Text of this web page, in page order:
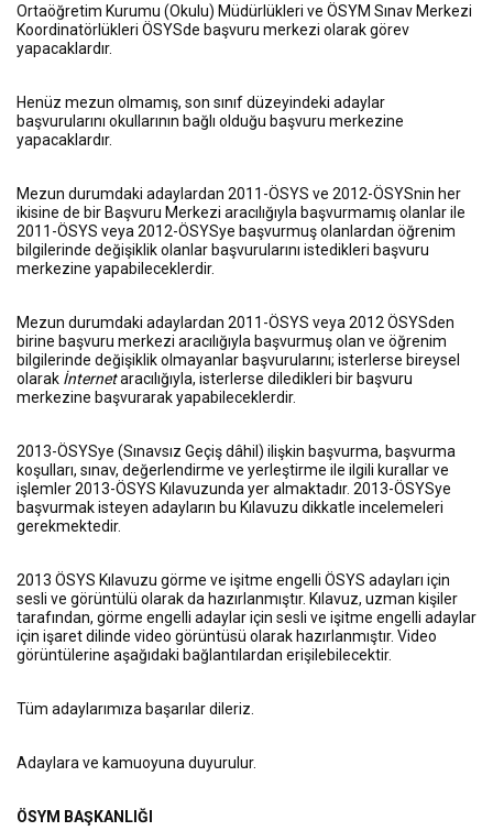
Ortaöğretim Kurumu (Okulu) Müdürlükleri ve ÖSYM Sınav Merkezi
Koordinatörlükleri ÖSYSde başvuru merkezi olarak görev
yapacaklardır.
Henüz mezun olmamış, son sınıf düzeyindeki adaylar
başvurularını okullarının bağlı olduğu başvuru merkezine
yapacaklardır.
Mezun durumdaki adaylardan 2011-ÖSYS ve 2012-ÖSYSnin her
ikisine de bir Başvuru Merkezi aracılığıyla başvurmamış olanlar ile
2011-ÖSYS veya 2012-ÖSYSye başvurmuş olanlardan öğrenim
bilgilerinde değişiklik olanlar başvurularını istedikleri başvuru
merkezine yapabileceklerdir.
Mezun durumdaki adaylardan 2011-ÖSYS veya 2012 ÖSYSden
birine başvuru merkezi aracılığıyla başvurmuş olan ve öğrenim
bilgilerinde değişiklik olmayanlar başvurularını; isterlerse bireysel
olarak İnternetaracılığıyla, isterlerse diledikleri bir başvuru
merkezine başvurarak yapabileceklerdir.
2013-ÖSYSye (Sınavsız Geçiş dâhil) ilişkin başvurma, başvurma
koşulları, sınav, değerlendirme ve yerleştirme ile ilgili kurallar ve
işlemler 2013-ÖSYS Kılavuzunda yer almaktadır. 2013-ÖSYSye
başvurmak isteyen adayların bu Kılavuzu dikkatle incelemeleri
gerekmektedir.
2013 ÖSYS Kılavuzu görme ve işitme engelli ÖSYS adayları için
sesli ve görüntülü olarak da hazırlanmıştır. Kılavuz, uzman kişiler
tarafından, görme engelli adaylar için sesli ve işitme engelli adaylar
için işaret dilinde video görüntüsü olarak hazırlanmıştır. Video
görüntülerine aşağıdaki bağlantılardan erişilebilecektir.
Tüm adaylarımıza başarılar dileriz.
Adaylara ve kamuoyuna duyurulur.
ÖSYM BAŞKANLIĞI